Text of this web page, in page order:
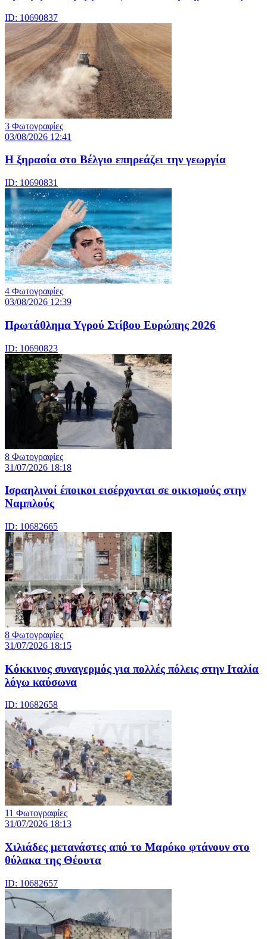
ID: 10690837
3 Φωτογραφίες
03/08/2026 12:41
Η ξηρασία στο Βέλγιο επηρεάζει την γεωργία
ID: 10690831
4 Φωτογραφίες
03/08/2026 12:39
Πρωτάθλημα Υγρού Στίβου Ευρώπης 2026
ID: 10690823
8 Φωτογραφίες
31/07/2026 18:18
Ισραηλινοί έποικοι εισέρχονται σε οικισμούς στην
Ναμπλούς
ID: 10682665
8 Φωτογραφίες
31/07/2026 18:15
Κόκκινος συναγερμός για πολλές πόλεις στην Ιταλία
λόγω καύσωνα
ID: 10682658
11 Φωτογραφίες
31/07/2026 18:13
Χιλιάδες μετανάστες από το Μαρόκο φτάνουν στο
θύλακα της Θέουτα
ID: 10682657